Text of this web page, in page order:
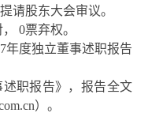
请股东大会审议。
0票弃权。
年度独立董事述职报告
述职报告》，报告全文
）。